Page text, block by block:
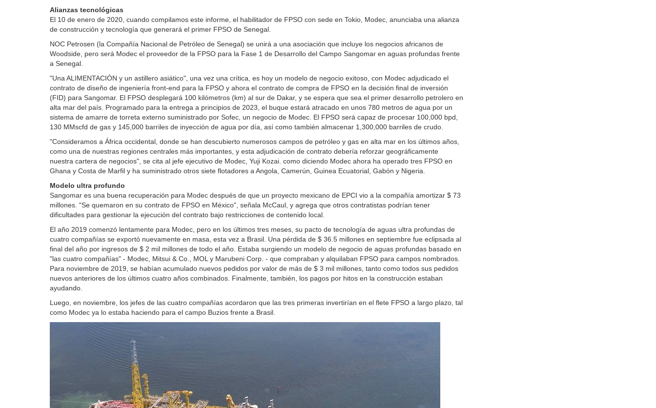
Alianzas tecnológicas
El 10 de enero de 2020, cuando compilamos este informe, el habilitador de FPSO con sede en Tokio, Modec, anunciaba una alianza
de construcción y tecnología que generará el primer FPSO de Senegal.
NOC Petrosen (la Compañía Nacional de Petróleo de Senegal) se unirá a una asociación que incluye los negocios africanos de
Woodside, pero será Modec el proveedor de la FPSO para la Fase 1 de Desarrollo del Campo Sangomar en aguas profundas frente
a Senegal.
"Una ALIMENTACIÓN y un astillero asiático", una vez una crítica, es hoy un modelo de negocio exitoso, con Modec adjudicado el
contrato de diseño de ingeniería front-end para la FPSO y ahora el contrato de compra de FPSO en la decisión final de inversión
(FID) para Sangomar. El FPSO desplegará 100 kilómetros (km) al sur de Dakar, y se espera que sea el primer desarrollo petrolero en
alta mar del país. Programado para la entrega a principios de 2023, el buque estará atracado en unos 780 metros de agua por un
sistema de amarre de torreta externo suministrado por Sofec, un negocio de Modec. El FPSO será capaz de procesar 100,000 bpd,
130 MMscfd de gas y 145,000 barriles de inyección de agua por día, así como también almacenar 1,300,000 barriles de crudo.
"Consideramos a África occidental, donde se han descubierto numerosos campos de petróleo y gas en alta mar en los últimos años,
como una de nuestras regiones centrales más importantes, y esta adjudicación de contrato debería reforzar geográficamente
nuestra cartera de negocios", se cita al jefe ejecutivo de Modec, Yuji Kozai. como diciendo Modec ahora ha operado tres FPSO en
Ghana y Costa de Marfil y ha suministrado otros siete flotadores a Angola, Camerún, Guinea Ecuatorial, Gabón y Nigeria.
Modelo ultra profundo
Sangomar es una buena recuperación para Modec después de que un proyecto mexicano de EPCI vio a la compañía amortizar $ 73
millones. "Se quemaron en su contrato de FPSO en México", señala McCaul, y agrega que otros contratistas podrían tener
dificultades para gestionar la ejecución del contrato bajo restricciones de contenido local.
El año 2019 comenzó lentamente para Modec, pero en los últimos tres meses, su pacto de tecnología de aguas ultra profundas de
cuatro compañías se exportó nuevamente en masa, esta vez a Brasil. Una pérdida de $ 36.5 millones en septiembre fue eclipsada al
final del año por ingresos de $ 2 mil millones de todo el año. Estaba surgiendo un modelo de negocio de aguas profundas basado en
"las cuatro compañías" - Modec, Mitsui & Co., MOL y Marubeni Corp. - que compraban y alquilaban FPSO para campos nombrados.
Para noviembre de 2019, se habían acumulado nuevos pedidos por valor de más de $ 3 mil millones, tanto como todos sus pedidos
nuevos anteriores de los últimos cuatro años combinados. Finalmente, también, los pagos por hitos en la construcción estaban
ayudando.
Luego, en noviembre, los jefes de las cuatro compañías acordaron que las tres primeras invertirían en el flete FPSO a largo plazo, tal
como Modec ya lo estaba haciendo para el campo Buzios frente a Brasil.